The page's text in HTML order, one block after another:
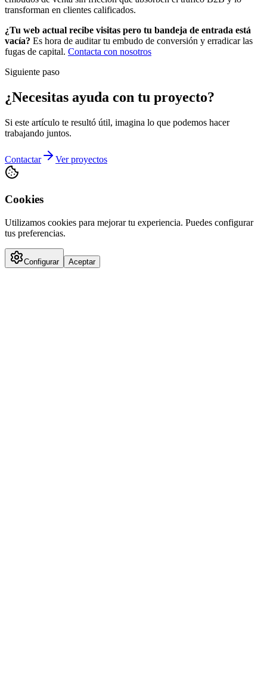
transforman en clientes calificados.
¿Tu web actual recibe visitas pero tu bandeja de entrada está
vacía? Es hora de auditar tu embudo de conversión y erradicar las
fugas de capital. Contacta con nosotros
Siguiente paso
¿Necesitas ayuda con tu proyecto?
Si este artículo te resultó útil, imagina lo que podemos hacer
trabajando juntos.
Contactar Ver proyectos
Cookies
Utilizamos cookies para mejorar tu experiencia. Puedes configurar
tus preferencias.
Configurar Aceptar